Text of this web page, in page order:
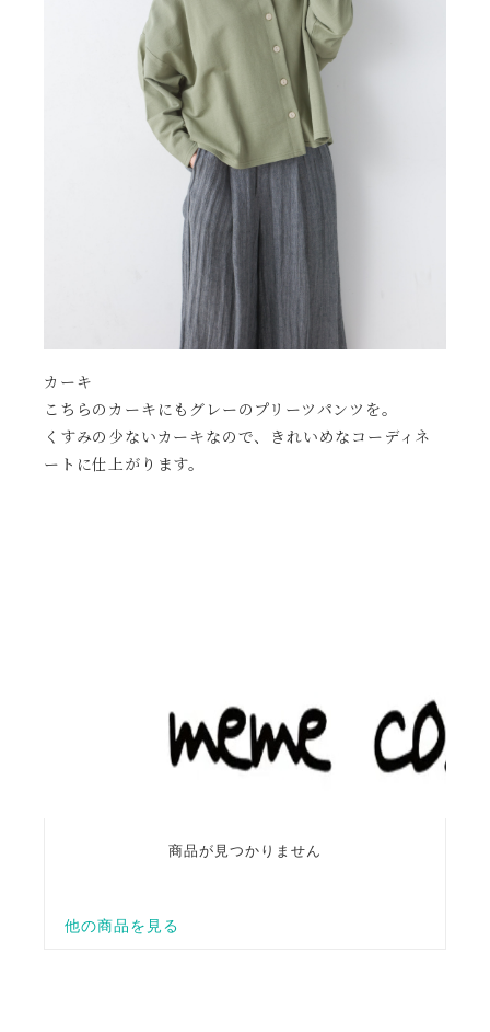
カーキ
こちらのカーキにもグレーのプリーツパンツを。
くすみの少ないカーキなので、きれいめなコーディネ
ートに仕上がります。